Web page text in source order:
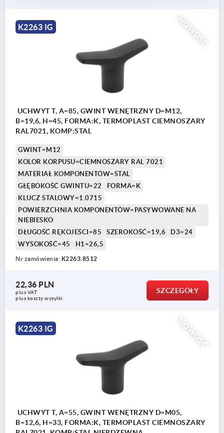
NOWOŚĆ
K2263 IG
UCHWYT T, A=85, GWINT WENĘTRZNY D=M12,
B=19,6, H=45, FORMA:K, TERMOPLAST CIEMNOSZARY
RAL7021, KOMP:STAL
GWINT=M12
KOLOR KORPUSU=CIEMNOSZARY RAL 7021
MATERIAŁ KOMPONENTÓW=STAL
GŁĘBOKOŚĆ GWINTU=22
FORMA=K
KLUCZ STALOWY=1.0715
POWIERZCHNIA KOMPONENTÓW=PASYWOWANE NA
NIEBIESKO
DŁUGOŚĆ RĘKOJEŚCI=85
SZEROKOŚĆ=19,6
D3=24
WYSOKOŚĆ=45
H1=26,5
Nr zamówienia: K2263.8512
22,36 PLN
plus VAT
plus koszty wysyłki
SZCZEGÓŁY
NOWOŚĆ
K2263 IG
UCHWYT T, A=55, GWINT WENĘTRZNY D=M05,
B=12,6, H=33, FORMA:K, TERMOPLAST CIEMNOSZARY